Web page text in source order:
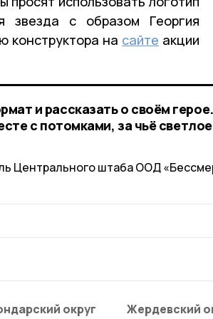
звезда c образом Георгия
конструктора на сайте акции
и рассказать о своём
с потомками, за чьё светлое
Центрального штаба ООД
округ Жердевский